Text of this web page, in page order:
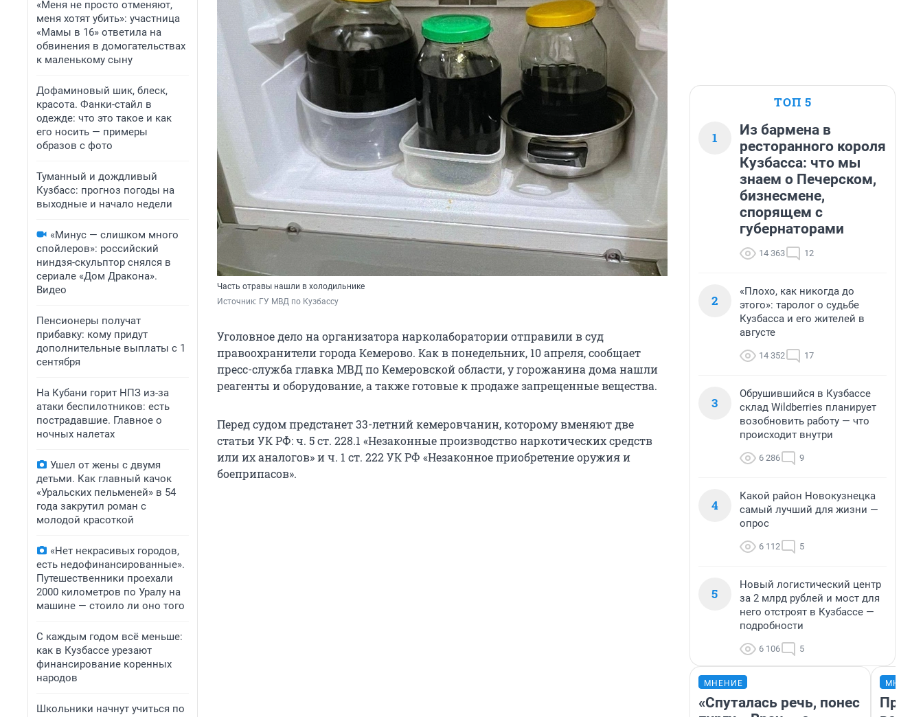
«Меня не просто отменяют,
меня хотят убить»: участница
«Мамы в 16» ответила на
обвинения в домогательствах
к маленькому сыну
Дофаминовый шик, блеск,
красота. Фанки-стайл в
одежде: что это такое и как
его носить — примеры
образов с фото
Туманный и дождливый
Кузбасс: прогноз погоды на
выходные и начало недели
«Минус — слишком много
спойлеров»: российский
ниндзя-скульптор снялся в
сериале «Дом Дракона».
Видео
Пенсионеры получат
прибавку: кому придут
дополнительные выплаты с 1
сентября
На Кубани горит НПЗ из-за
атаки беспилотников: есть
пострадавшие. Главное о
ночных налетах
Ушел от жены с двумя
детьми. Как главный качок
«Уральских пельменей» в 54
года закрутил роман с
молодой красоткой
«Нет некрасивых городов,
есть недофинансированные».
Путешественники проехали
2000 километров по Уралу на
машине — стоило ли оно того
С каждым годом всё меньше:
как в Кузбассе урезают
финансирование коренных
народов
Школьники начнут учиться по
Часть отравы нашли в холодильнике
Источник: ГУ МВД по Кузбассу
Уголовное дело на организатора нарколаборатории отправили в суд
правоохранители города Кемерово. Как в понедельник, 10 апреля, сообщает
пресс-служба главка МВД по Кемеровской области, у горожанина дома нашли
реагенты и оборудование, а также готовые к продаже запрещенные вещества.
Перед судом предстанет 33-летний кемеровчанин, которому вменяют две
статьи УК РФ: ч. 5 ст. 228.1 «Незаконные производство наркотических средств
или их аналогов» и ч. 1 ст. 222 УК РФ «Незаконное приобретение оружия и
боеприпасов».
ТОП 5
1
Из бармена в
ресторанного короля
Кузбасса: что мы
знаем о Печерском,
бизнесмене,
спорящем с
губернаторами
14 363 12
2
«Плохо, как никогда до
этого»: таролог о судьбе
Кузбасса и его жителей в
августе
14 352 17
3
Обрушившийся в Кузбассе
склад Wildberries планирует
возобновить работу — что
происходит внутри
6 286 9
4
Какой район Новокузнецка
самый лучший для жизни —
опрос
6 112 5
5
Новый логистический центр
за 2 млрд рублей и мост для
него отстроят в Кузбассе —
подробности
6 106 5
МНЕНИЕ
«Спуталась речь, понес